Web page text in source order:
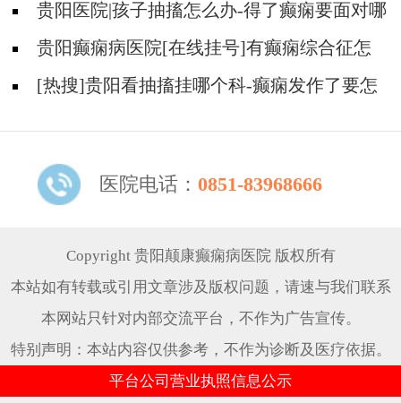
院哪个好？
贵阳医院|孩子抽搐怎么办-得了癫痫要面对哪
些问题？
贵阳癫痫病医院[在线挂号]有癫痫综合征怎
么办？[热搜]贵阳看抽搐挂哪个科-癫痫发作了要怎
医院电话： 0851-83968666
Copyright 贵阳颠康癫痫病医院 版权所有
本站如有转载或引用文章涉及版权问题，请速与我们联系
本网站只针对内部交流平台，不作为广告宣传。
特别声明：本站内容仅供参考，不作为诊断及医疗依据。
平台公司营业执照信息公示